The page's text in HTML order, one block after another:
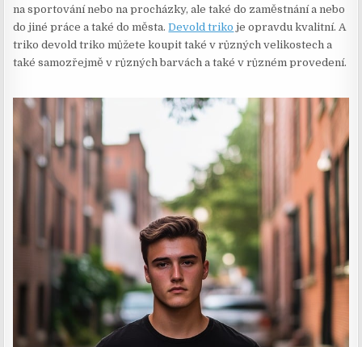
na sportování nebo na procházky, ale také do zaměstnání a nebo
do jiné práce a také do města.Devold triko je opravdu kvalitní. A
triko devold triko můžete koupit také v různých velikostech a
také samozřejmě v různých barvách a také v různém provedení.